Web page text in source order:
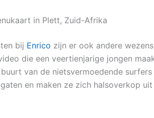
in Plett, Zuid-Afrika
bij Enrico zijn er ook andere
die een veertienjarige jongen
van de nietsvermoedende
en maken ze zich halsoverkop